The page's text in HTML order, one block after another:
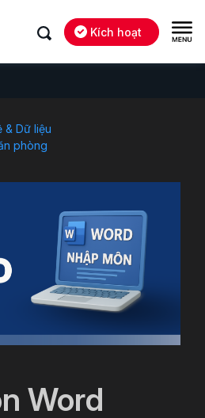
Kích hoạt
& Dữ liệu
phòng
Word